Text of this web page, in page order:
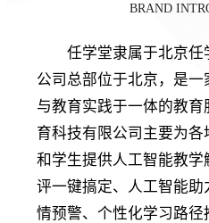
BRAND
任学堂隶属于北京任
公司总部位于北京，是
与教育实践于一体的教
育科技有限公司主要为
和学生提供人工智能教学
评一键搞定、人工智能
情预警、个性化学习路